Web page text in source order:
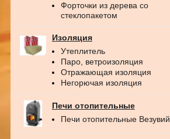
Форточки из дерева со
стеклопакетом
Изоляция
Утеплитель
Паро, ветроизоляция
Отражающая изоляция
Негорючая изоляция
Печи отопительные
Печи отопительные Везувий